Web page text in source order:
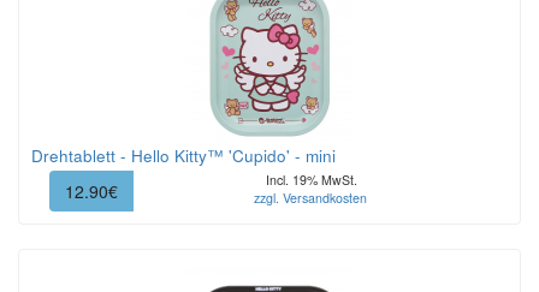
Drehtablett - Hello Kitty™ 'Cupido' - mini
12.90€
Incl. 19% MwSt.
zzgl. Versandkosten